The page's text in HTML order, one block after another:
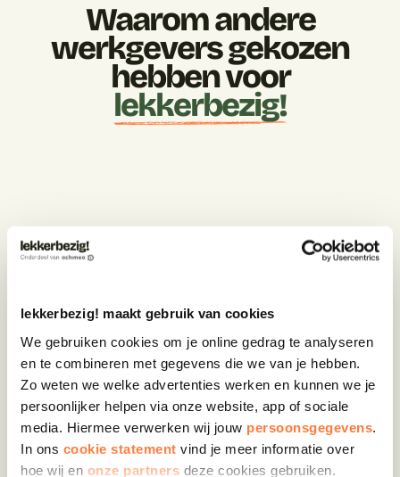
lekkerbezig! maakt gebruik van cookies
We gebruiken cookies om je online gedrag te analyseren
en te combineren met gegevens die we van je hebben.
Zo weten we welke advertenties werken en kunnen we je
persoonlijker helpen via onze website, app of sociale
media. Hiermee verwerken wij jouw persoonsgegevens
In ons cookie statement vind je meer informatie over
hoe wij en onze partners deze cookies gebruiken.
Waarom andere
werkgevers gekozen
hebben voor
lekkerbezig!
het totaalconcept dat
vrijheid geeft om zelf hun
Annelisa
Senior HR Adviseur
voor
Lekker Bezig omdat